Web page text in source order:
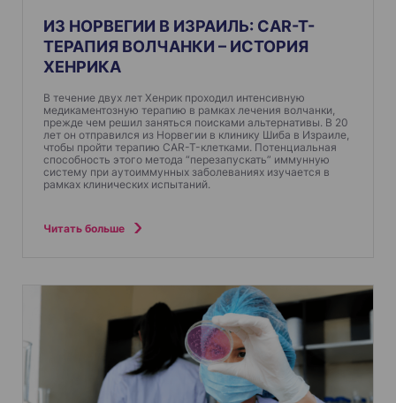
ИЗ НОРВЕГИИ В ИЗРАИЛЬ: CAR-T-
ТЕРАПИЯ ВОЛЧАНКИ – ИСТОРИЯ
ХЕНРИКА
В течение двух лет Хенрик проходил интенсивную
медикаментозную терапию в рамках лечения волчанки,
прежде чем решил заняться поисками альтернативы. В 20
лет он отправился из Норвегии в клинику Шиба в Израиле,
чтобы пройти терапию CAR-T-клетками. Потенциальная
способность этого метода “перезапускать” иммунную
систему при аутоиммунных заболеваниях изучается в
рамках клинических испытаний.
Читать больше